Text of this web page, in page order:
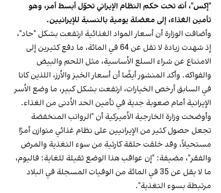
"إكس"، أنه تحت حكم النظام الإيراني تحوّل أبسط أمر، وهو
تأمين الغذاء، إلى معضلة يومية بالنسبة للإيرانيين.
وأضافت الوزارة أن أسعار المواد الغذائية ارتفعت بشكل "حاد"،
إذ شهدت زيادة لا تقل عن 64 في المائة، ما دفع كثيرين إلى
الامتناع عن شراء السلع الأساسية، مثل اللحم والبيض
والفواكه. وأكد المنشور أيضًا أن أسعار الخبز والأرز، اللذين كانا
في السابق أرخص الخيارات، ارتفعت بشكل كبير، ما وضع الأسر
الإيرانية أمام صعوبة جدية في تأمين الحد الأدنى من الغذاء.
وأوضحت وزارة الخارجية الأميركية أن "الرواتب المنخفضة
تجعل حصول كثير من الإيرانيين على نظام غذائي متوازن أمرًا
مستحيلاً، وقد خلقت حلقة كارثية من سوء التغذية والمرض
والفقر"، مضيفة: "إن عواقب هذا الوضع ثقيلة للغاية: فاليوم،
ما لا يقل عن 35 في المائة من الوفيات المسجلة في البلاد
مرتبطة بسوء التغذية".